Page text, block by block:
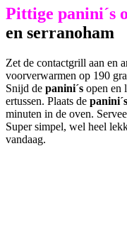
Pittige panini´s
en serranoham
Zet de contactgrill aan en
voorverwarmen op 190
Snijd de panini´s open en
ertussen. Plaats de panini´s
minuten in de oven.
Super simpel, wel heel
vandaag.